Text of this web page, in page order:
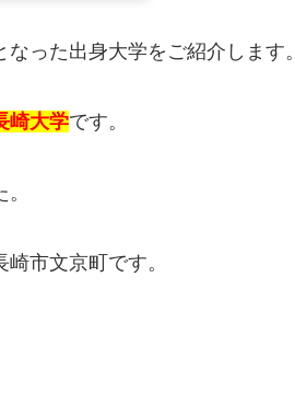
った出身大学をご紹介します。
崎大学です。
市文京町です。